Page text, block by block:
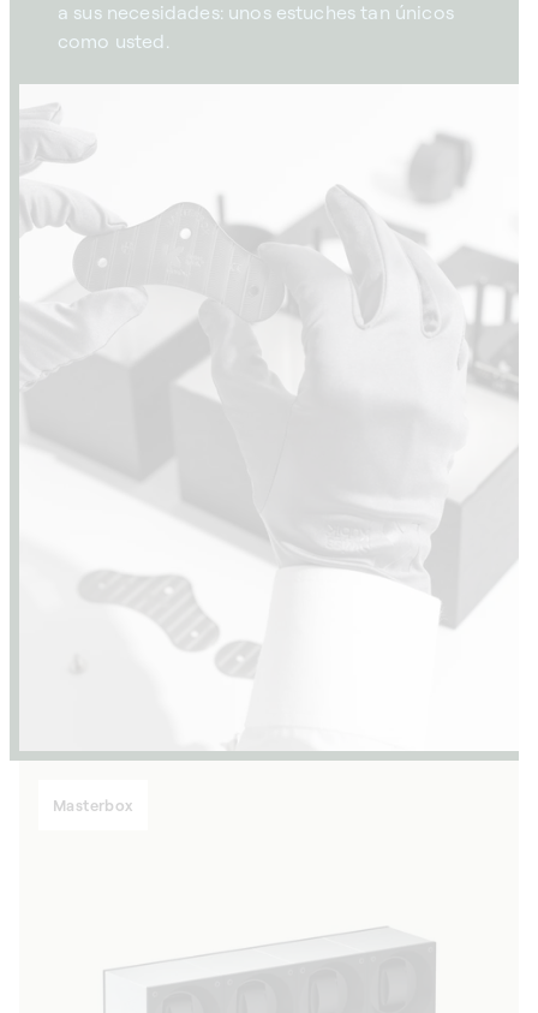
a sus necesidades: unos estuches tan únicos
como usted.
Masterbox